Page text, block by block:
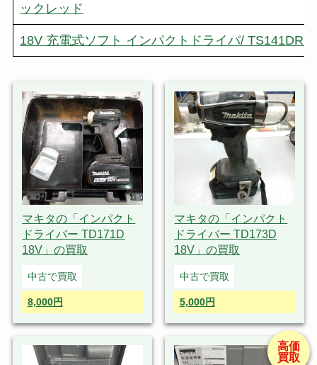
ックレッド
18V 充電式ソフト インパクトドライバ/
マキタの「インパクト
ドライバー TD171D
18V」の買取
中古で買取
8,000円
マキタの「インパクト
ドライバー TD173D
18V」の買取
中古で買取
5,000円
高価
買取